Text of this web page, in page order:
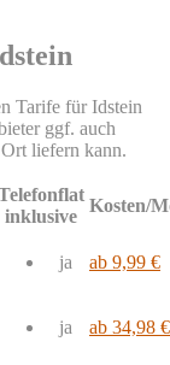
Tarife für Idstein
ggf. auch
liefern kann.
inklusive
Kosten/
ja ab 9,99 €
ja ab 34,98 €